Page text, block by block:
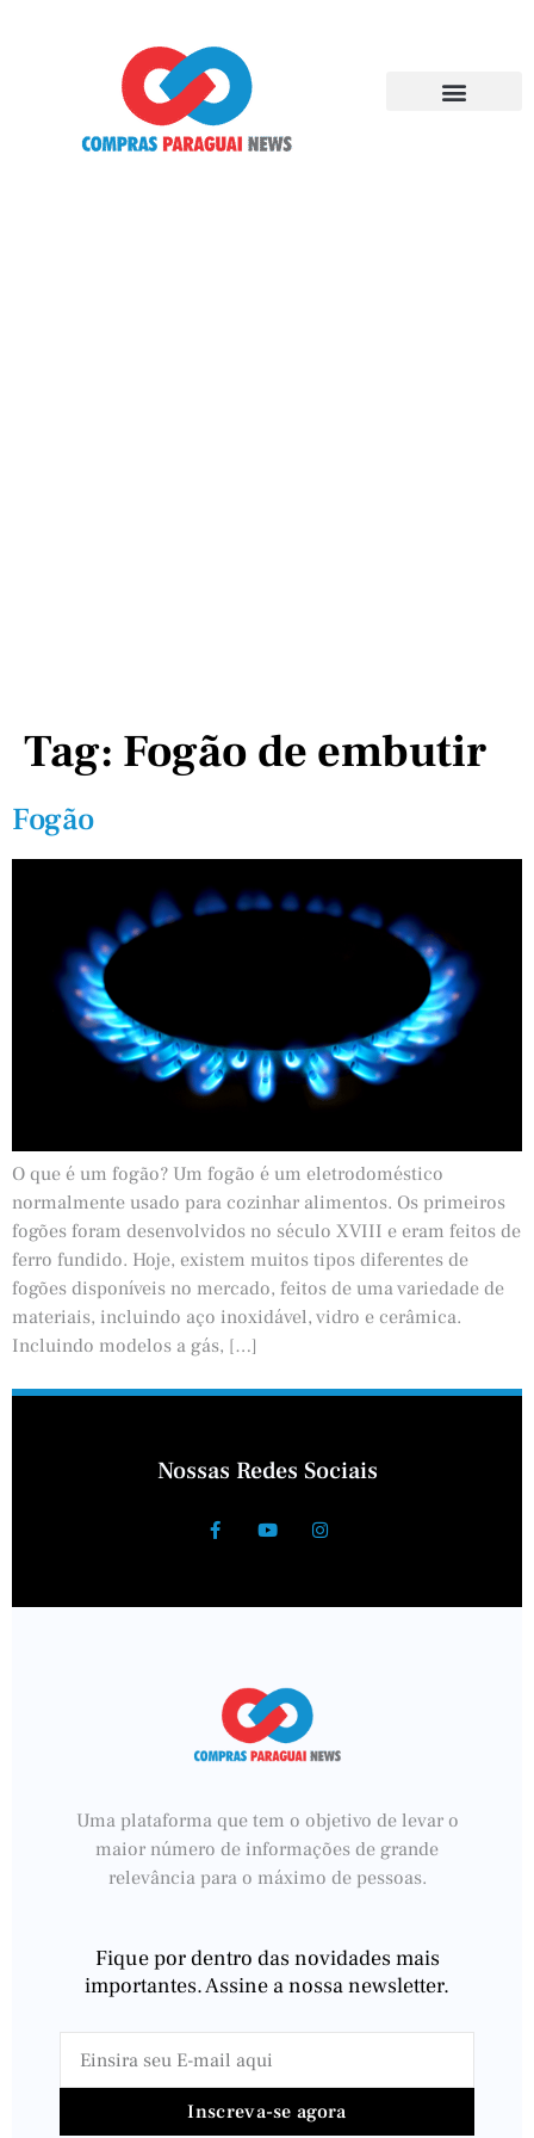
Tag: Fogão de embutir
Fogão
O que é um fogão? Um fogão é um eletrodoméstico
normalmente usado para cozinhar alimentos. Os primeiros
fogões foram desenvolvidos no século XVIII e eram feitos de
ferro fundido. Hoje, existem muitos tipos diferentes de
fogões disponíveis no mercado, feitos de uma variedade de
materiais, incluindo aço inoxidável, vidro e cerâmica.
Incluindo modelos a gás, […]
Nossas Redes Sociais
Uma plataforma que tem o objetivo de levar o
maior número de informações de grande
relevância para o máximo de pessoas.
Fique por dentro das novidades mais
importantes. Assine a nossa newsletter.
Inscreva-se agora